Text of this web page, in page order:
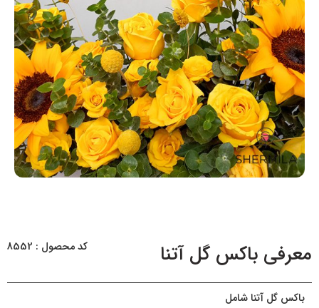
معرفی باکس گل آتنا کد محصول : 8552
باکس گل آتنا شامل